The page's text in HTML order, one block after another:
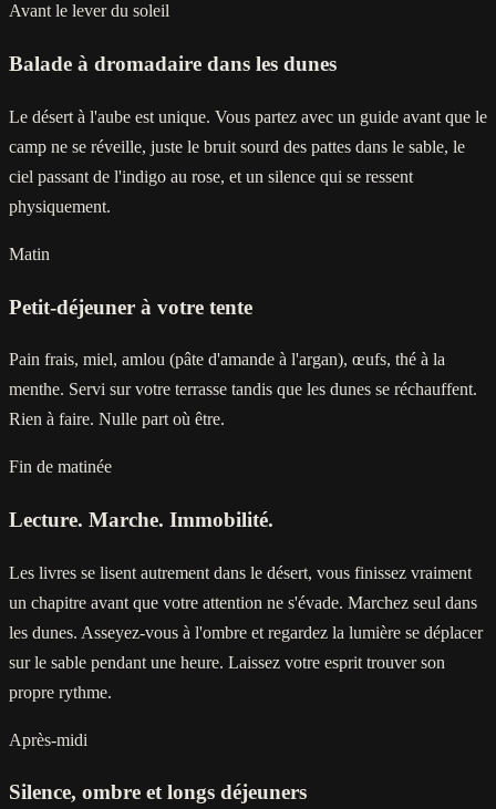
Avant le lever du soleil
Balade à dromadaire dans les dunes
Le désert à l'aube est unique. Vous partez avec un guide avant que le
camp ne se réveille, juste le bruit sourd des pattes dans le sable, le
ciel passant de l'indigo au rose, et un silence qui se ressent
physiquement.
Matin
Petit-déjeuner à votre tente
Pain frais, miel, amlou (pâte d'amande à l'argan), œufs, thé à la
menthe. Servi sur votre terrasse tandis que les dunes se réchauffent.
Rien à faire. Nulle part où être.
Fin de matinée
Lecture. Marche. Immobilité.
Les livres se lisent autrement dans le désert, vous finissez vraiment
un chapitre avant que votre attention ne s'évade. Marchez seul dans
les dunes. Asseyez-vous à l'ombre et regardez la lumière se déplacer
sur le sable pendant une heure. Laissez votre esprit trouver son
propre rythme.
Après-midi
Silence, ombre et longs déjeuners